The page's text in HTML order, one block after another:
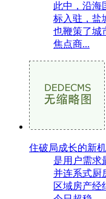
此中，沿海
标入驻，盐
也鞭策了城
焦点商...
住破局成长的新
是用户需求
并连系式厨
区域房产经